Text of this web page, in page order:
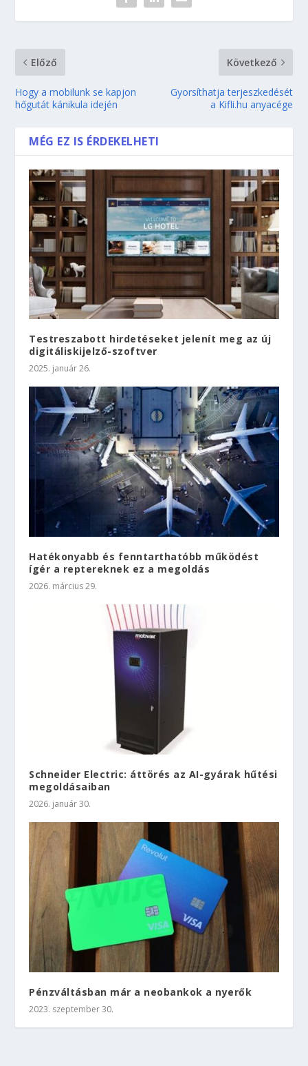
Előző
Hogy a mobilunk se kapjon
hőgutát kánikula idején
Következő
Gyorsíthatja terjeszkedését
a Kifli.hu anyacége
MÉG EZ IS ÉRDEKELHETI
Testreszabott hirdetéseket jelenít meg az új
digitáliskijelző-szoftver
2025. január 26.
Hatékonyabb és fenntarthatóbb működést
ígér a reptereknek ez a megoldás
2026. március 29.
Schneider Electric: áttörés az AI-gyárak hűtési
megoldásaiban
2026. január 30.
Pénzváltásban már a neobankok a nyerők
2023. szeptember 30.